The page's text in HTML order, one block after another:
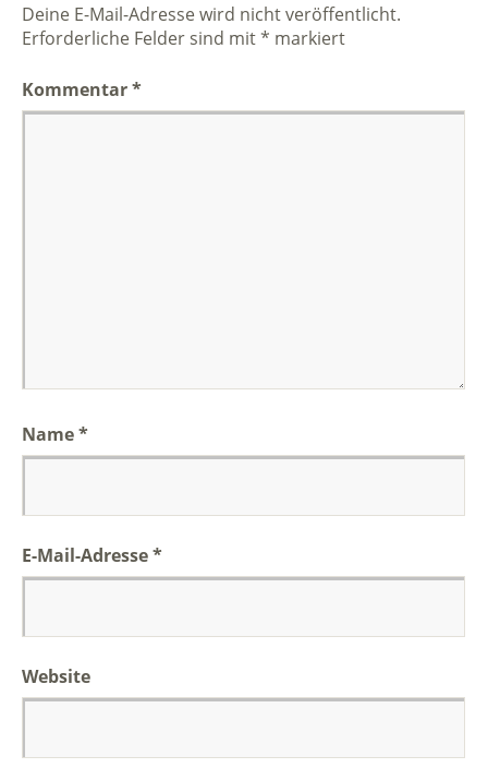
Deine E-Mail-Adresse wird nicht veröffentlicht.
Erforderliche Felder sind mit* markiert
Kommentar*
Name*
E-Mail-Adresse*
Website